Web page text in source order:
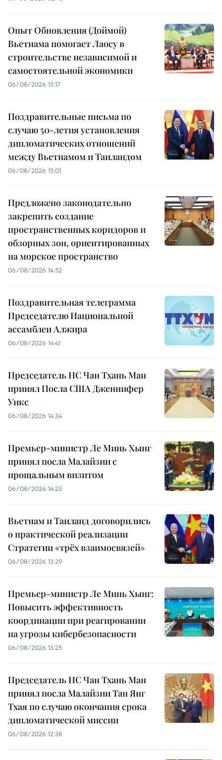
Опыт Обновления (Доймой)
Вьетнама помогает Лаосу в
строительстве независимой и
самостоятельной экономики
06/08/2026 15:17
Поздравительные письма по
случаю 50-летия установления
дипломатических отношений
между Вьетнамом и Таиландом
06/08/2026 15:01
Предложено законодательно
закрепить создание
пространственных коридоров и
обзорных зон, ориентированных
на морское пространство
06/08/2026 14:52
Поздравительная телеграмма
Председателю Национальной
ассамблеи Алжира
06/08/2026 14:41
Председатель НС Чан Тхань Ман
принял Посла США Дженнифер
Уикс
06/08/2026 14:34
Премьер-министр Ле Минь Хынг
принял посла Малайзии с
прощальным визитом
06/08/2026 14:23
Вьетнам и Таиланд договорились
о практической реализации
Стратегии «трёх взаимосвязей»
06/08/2026 13:29
Премьер-министр Ле Минь Хынг:
Повысить эффективность
координации при реагировании
на угрозы кибербезопасности
06/08/2026 13:25
Председатель НС Чан Тхань Ман
принял посла Малайзии Тан Янг
Тхая по случаю окончания срока
дипломатической миссии
06/08/2026 12:38